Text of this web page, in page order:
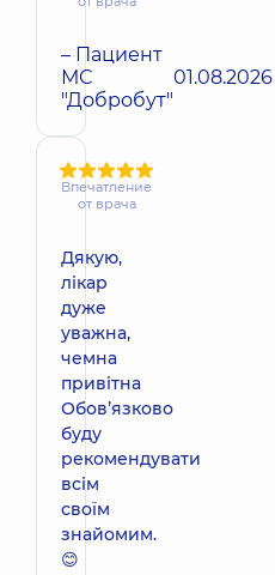
– Пациент
МС
"Добробут"
01.08.2026
Впечатление
от врача
Дякую,
лікар
дуже
уважна,
чемна
привітна
Обовʼязково
буду
рекомендувати
всім
своїм
знайомим.
😊